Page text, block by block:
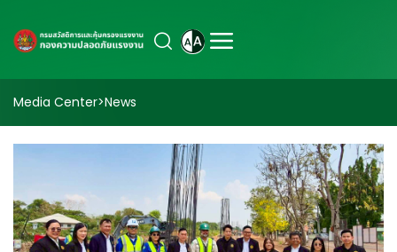
Media Center>News